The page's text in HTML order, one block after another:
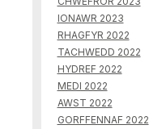
IONAWR 2023
RHAGFYR 2022
TACHWEDD 2022
HYDREF 2022
MEDI 2022
AWST 2022
GORFFENNAF 2022